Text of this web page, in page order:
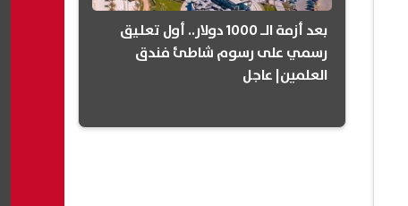
بعد أزمة الـ 1000 دولار.. أول تعليق
رسمي على رسوم شاطئ فندق
العلمين| عاجل